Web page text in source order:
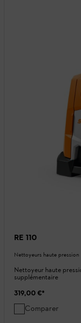
RE 110
Nettoyeurs haute pression
Nettoyeur haute
supplémentaire
319,00 €*
Comparer